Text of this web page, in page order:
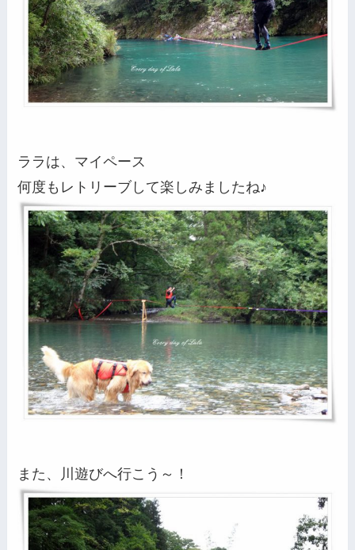
ララは、マイペース
何度もレトリーブして楽しみましたね♪
また、川遊びへ行こう～！